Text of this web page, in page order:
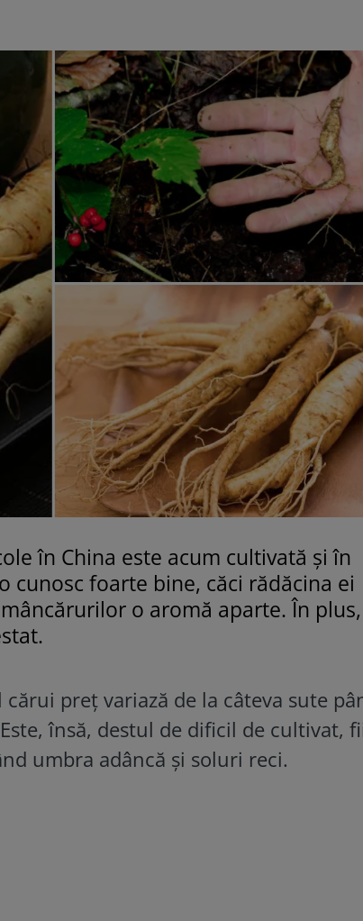
în China este acum cultivată și în
cunosc foarte bine, căci rădăcina ei
o aromă aparte. În plus,
preț variază de la câteva sute
însă, destul de dificil de cultivat,
umbra adâncă și soluri reci.